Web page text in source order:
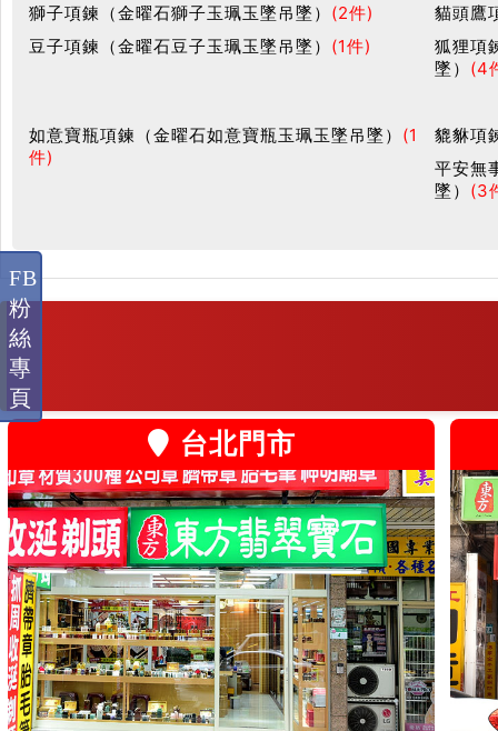
獅子項鍊（金曜石獅子玉珮玉墜吊墜） (2件)
貓頭鷹
豆子項鍊（金曜石豆子玉珮玉墜吊墜） (1件)
狐狸項
墜） (4
如意寶瓶項鍊（金曜石如意寶瓶玉珮玉墜吊墜） (1
件)
貔貅項
平安無
墜） (3
台北門市
FB
粉
絲
專
頁